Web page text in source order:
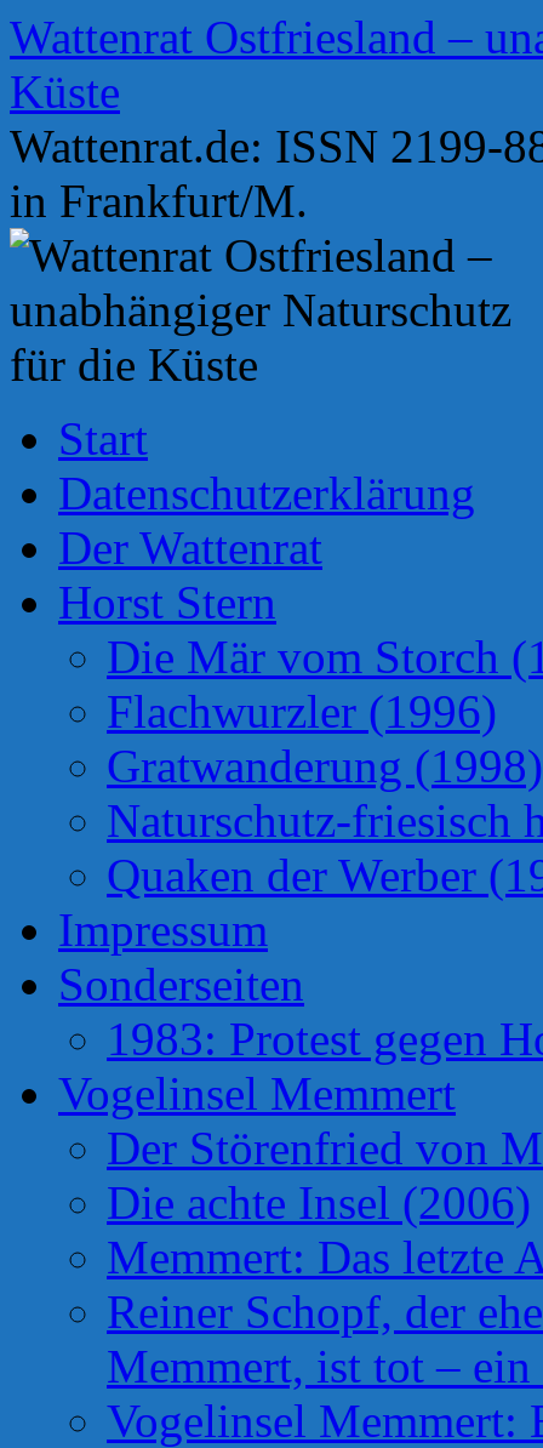
Zum
Inhalt
springen
Wattenrat Ostfriesland –
Küste
Wattenrat.de: ISSN 2199-
in Frankfurt/M.
Start
Datenschutzerklärung
Der Wattenrat
Horst Stern
Die Mär vom Storch
Flachwurzler (1996)
Gratwanderung (1998)
Naturschutz-friesisch
Quaken der Werber
Impressum
Sonderseiten
1983: Protest gegen
Vogelinsel Memmert
Der Störenfried von
Die achte Insel (2006)
Memmert: Das letzte
Reiner Schopf, der
Memmert, ist tot –
Vogelinsel Memmert: